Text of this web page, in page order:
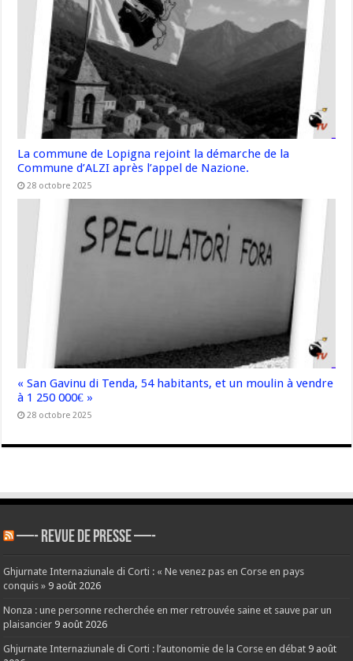
La commune de Lopigna rejoint la démarche de la
Commune d’ALZI après l’appel de Nazione.
28 octobre 2025
« San Gavinu di Tenda, 54 habitants, et un moulin à vendre
à 1 250 000€ »
28 octobre 2025
—- REVUE DE PRESSE —-
Ghjurnate Internaziunale di Corti : « Ne venez pas en Corse en pays
conquis » 9 août 2026
Nonza : une personne recherchée en mer retrouvée saine et sauve par un
plaisancier 9 août 2026
Ghjurnate Internaziunale di Corti : l’autonomie de la Corse en débat 9 août